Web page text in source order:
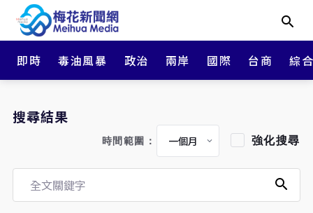
即時 毒油風暴 政治 兩岸 國際 台商 綜
搜尋結果
時間範圍： 強化搜尋